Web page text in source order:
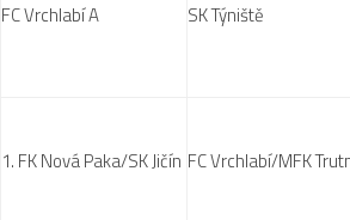
FC Vrchlabí A SK Týniště
1. FK Nová Paka/SK Jičín FC Vrchlabí/MFK